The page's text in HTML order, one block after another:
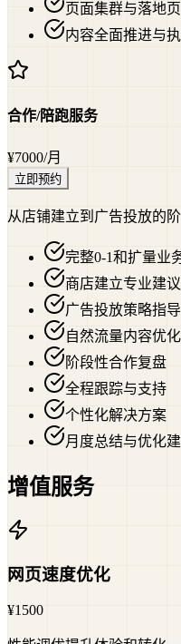
页面集群与落地
内容全面推进与
合作/陪跑服务
¥7000/月
立即预约
从店铺建立到广告投放的
完整0-1和扩量业
商店建立专业建议
广告投放策略指导
自然流量内容优化
阶段性合作复盘
全程跟踪与支持
个性化解决方案
月度总结与优化
增值服务
网页速度优化
¥1500